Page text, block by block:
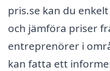
pris.se kan du
och jämföra priser
entreprenörer i
kan fatta ett